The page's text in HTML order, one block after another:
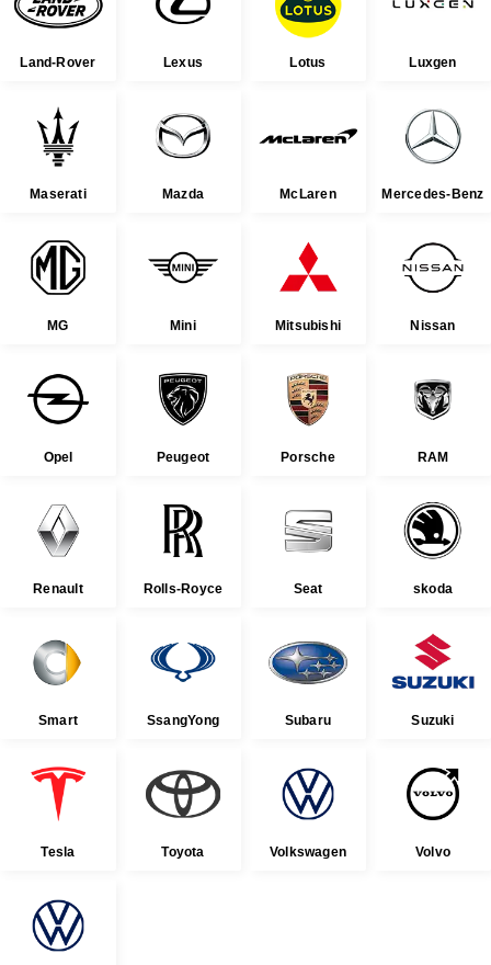
Land-Rover Lexus Lotus Luxgen
Maserati Mazda McLaren Mercedes-Benz
MG Mini Mitsubishi Nissan
Opel Peugeot Porsche RAM
Renault Rolls-Royce Seat skoda
Smart SsangYong Subaru Suzuki
Tesla Toyota Volkswagen Volvo